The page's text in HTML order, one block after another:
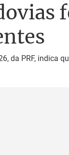
da PRF, indica